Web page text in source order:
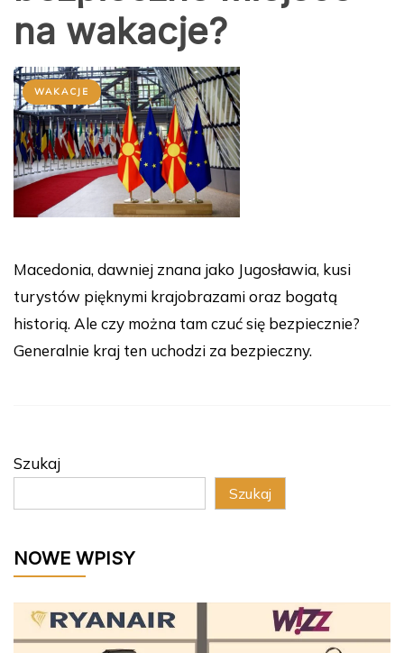
na wakacje?
WAKACJE
Macedonia, dawniej znana jako Jugosławia, kusi
turystów pięknymi krajobrazami oraz bogatą
historią. Ale czy można tam czuć się bezpiecznie?
Generalnie kraj ten uchodzi za bezpieczny.
Szukaj
Szukaj
NOWE WPISY